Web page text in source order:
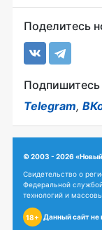
Поделитесь
Подпишитесь
Telegram,
© 2003 - 2026
Свидетельство о
Федеральной
технологий и
18+ Данный сайт не